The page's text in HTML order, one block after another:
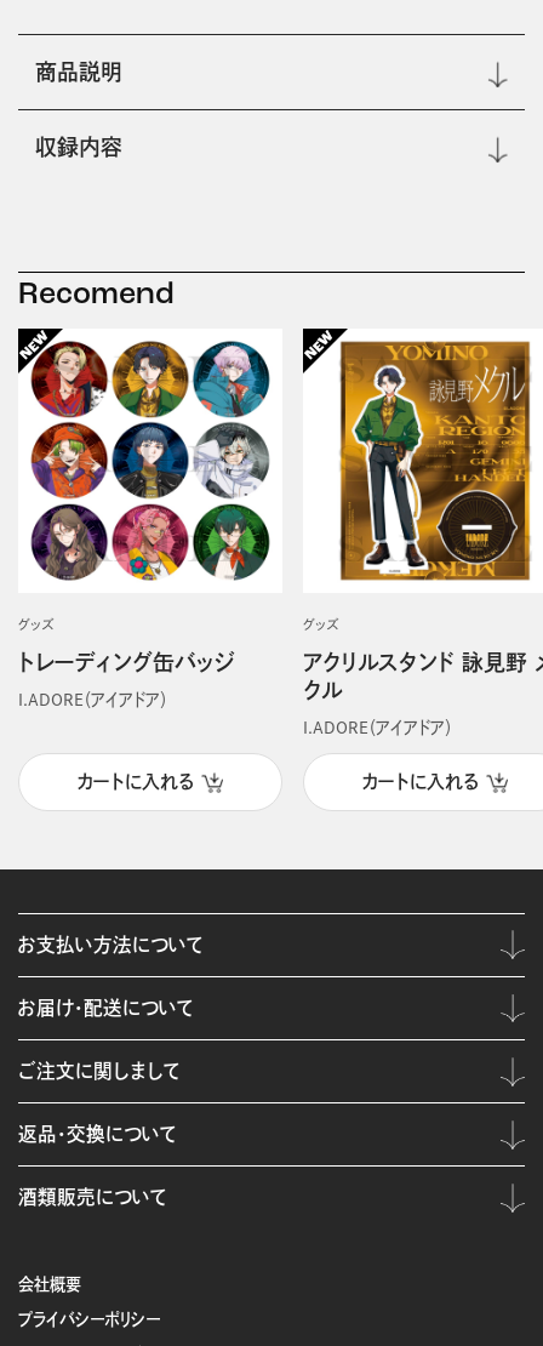
商品説明
収録内容
Recomend
グッズ
トレーディング缶バッジ
I.ADORE（アイアドア）
カートに入れる
グッズ
アクリルスタンド 詠見野
クル
I.ADORE（アイアドア）
カートに入れる
会社概要
プライバシーポリシー
お支払い方法について
お届け・配送について
ご注文に関しまして
返品・交換について
酒類販売について